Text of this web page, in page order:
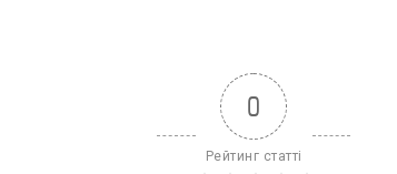
0
Рейтинг статті